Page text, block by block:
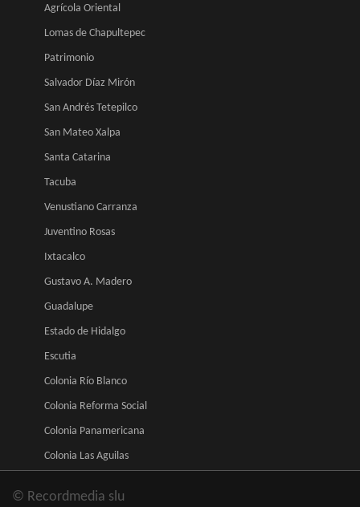
Agrícola Oriental
Lomas de Chapultepec
Patrimonio
Salvador Díaz Mirón
San Andrés Tetepilco
San Mateo Xalpa
Santa Catarina
Tacuba
Venustiano Carranza
Juventino Rosas
Ixtacalco
Gustavo A. Madero
Guadalupe
Estado de Hidalgo
Escutia
Colonia Río Blanco
Colonia Reforma Social
Colonia Panamericana
Colonia Las Aguilas
© Recordmedia slu